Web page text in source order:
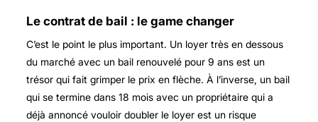
Le contrat de bail : le game changer
C’est le point le plus important. Un loyer très en dessous
du marché avec un bail renouvelé pour 9 ans est un
trésor qui fait grimper le prix en flèche. À l’inverse, un bail
qui se termine dans 18 mois avec un propriétaire qui a
déjà annoncé vouloir doubler le loyer est un risque